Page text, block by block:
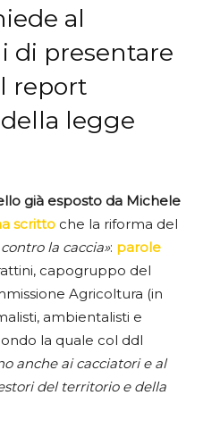
al
di presentare
report
legge
già esposto da Michele
scritto che la riforma del
la caccia»: parole
capogruppo del
Agricoltura (in
ambientalisti e
la quale col ddl
anche ai cacciatori e al
del territorio e della